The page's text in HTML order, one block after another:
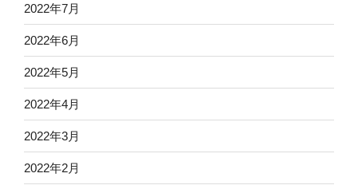
2022年7月
2022年6月
2022年5月
2022年4月
2022年3月
2022年2月